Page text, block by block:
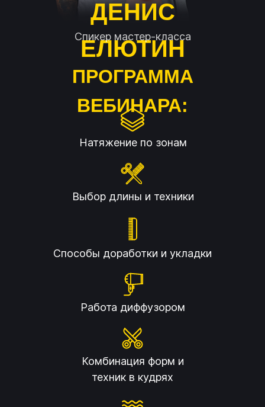
Работа диффузором
Способы доработки и укладки
Выбор длины и техники
Натяжение по зонам
Комбинация форм и
техник в кудрях
ДЕНИС
ЕЛЮТИН
Спикер мастер-класса
ПРОГРАММА
ВЕБИНАРА: